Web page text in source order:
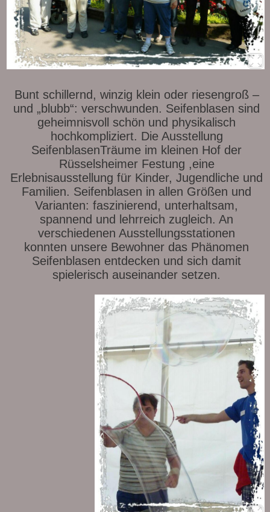
Bunt schillernd, winzig klein oder riesengroß –
und „blubb“: verschwunden. Seifenblasen sind
geheimnisvoll schön und physikalisch
hochkompliziert. Die Ausstellung
SeifenblasenTräume im kleinen Hof der
Rüsselsheimer Festung ,eine
Erlebnisausstellung für Kinder, Jugendliche und
Familien. Seifenblasen in allen Größen und
Varianten: faszinierend, unterhaltsam,
spannend und lehrreich zugleich. An
verschiedenen Ausstellungsstationen
konnten unsere Bewohner das Phänomen
Seifenblasen entdecken und sich damit
spielerisch auseinander setzen.